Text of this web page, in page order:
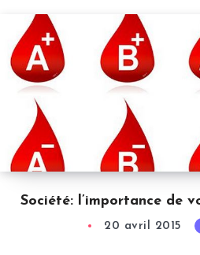
Société: l’importance de
20 avril 2015